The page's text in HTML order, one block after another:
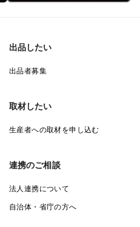
出品したい
出品者募集
取材したい
生産者への取材を申し込む
連携のご相談
法人連携について
自治体・省庁の方へ